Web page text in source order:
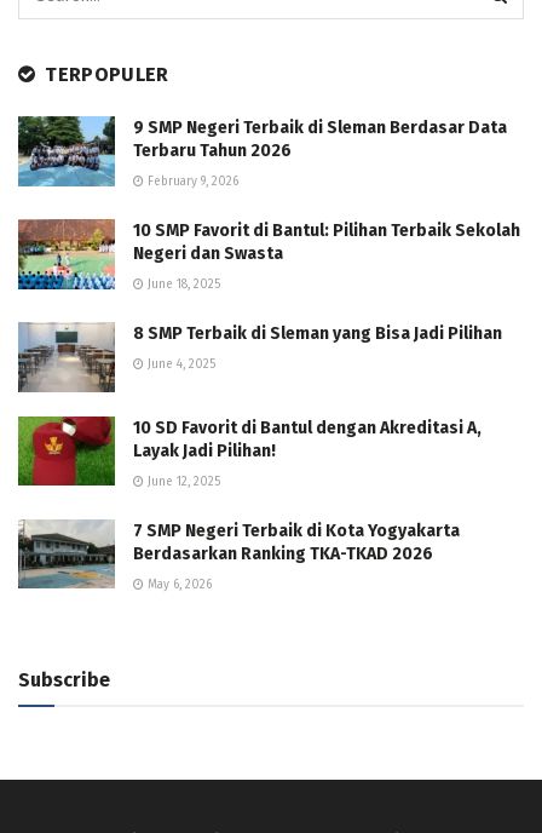
TERPOPULER
9 SMP Negeri Terbaik di Sleman Berdasar Data
Terbaru Tahun 2026
February 9, 2026
10 SMP Favorit di Bantul: Pilihan Terbaik Sekolah
Negeri dan Swasta
June 18, 2025
8 SMP Terbaik di Sleman yang Bisa Jadi Pilihan
June 4, 2025
10 SD Favorit di Bantul dengan Akreditasi A,
Layak Jadi Pilihan!
June 12, 2025
7 SMP Negeri Terbaik di Kota Yogyakarta
Berdasarkan Ranking TKA-TKAD 2026
May 6, 2026
Subscribe